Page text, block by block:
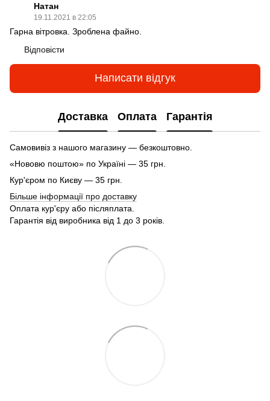
Натан
19.11.2021 в 22:05
Гарна вітровка. Зроблена файно.
Відповісти
Написати відгук
Доставка Оплата Гарантія
Самовивіз з нашого магазину — безкоштовно.
«Нововю поштою» по Україні — 35 грн.
Кур'єром по Києву — 35 грн.
Більше інформації про доставку
Оплата кур'єру або післяплата.
Гарантія від виробника від 1 до 3 років.